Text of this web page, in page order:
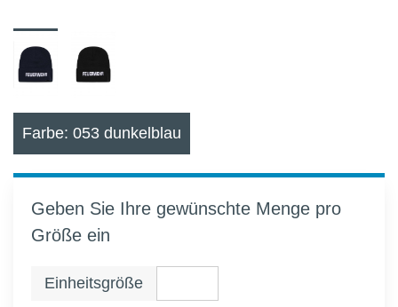
Farbe: 053 dunkelblau
Geben Sie Ihre gewünschte Menge pro
Größe ein
Einheitsgröße